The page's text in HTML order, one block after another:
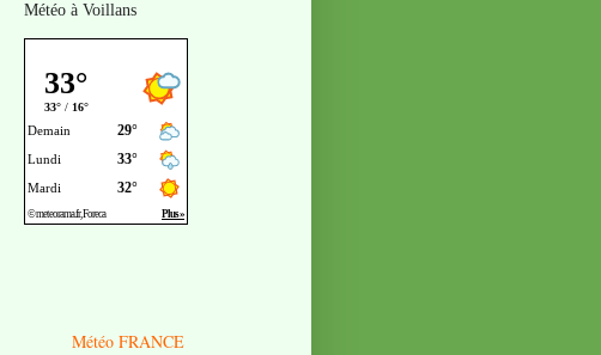
Météo à Voillans
Météo FRANCE